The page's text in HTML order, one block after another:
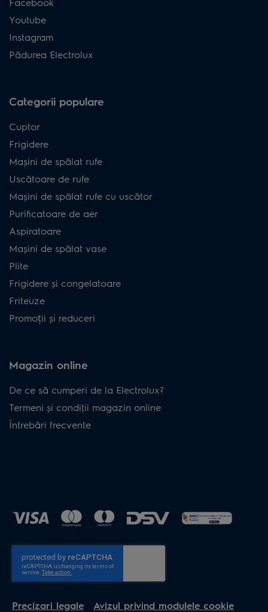
Youtube
Instagram
Pădurea Electrolux
Categorii populare
Cuptor
Frigidere
Mașini de spălat rufe
Uscătoare de rufe
Mașini de spălat rufe cu uscător
Purificatoare de aer
Aspiratoare
Mașini de spălat vase
Plite
Frigidere și congelatoare
Friteuze
Promoții și reduceri
Magazin online
De ce să cumperi de la Electrolux?
Termeni și condiţii magazin online
Întrebări frecvente
Precizari legale Avizul privind modulele cookie